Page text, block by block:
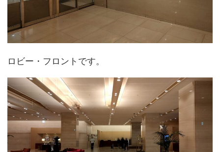
ロビー・フロントです。